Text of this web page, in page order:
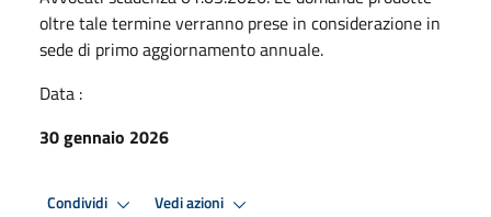
oltre tale termine verranno prese in considerazione in
sede di primo aggiornamento annuale.
Data :
30 gennaio 2026
Condividi Premi Invio per attivare. apre menu
Vedi azioni